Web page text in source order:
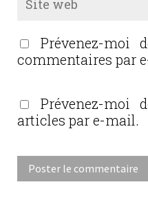
Prévenez-moi
commentaires par
Prévenez-moi
articles par e-mail.